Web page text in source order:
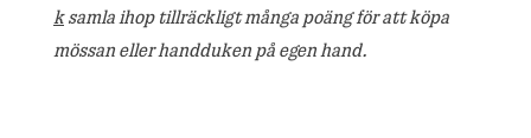
ksamla ihop tillräckligt många poäng för att köpa
mössan eller handduken på egen hand.